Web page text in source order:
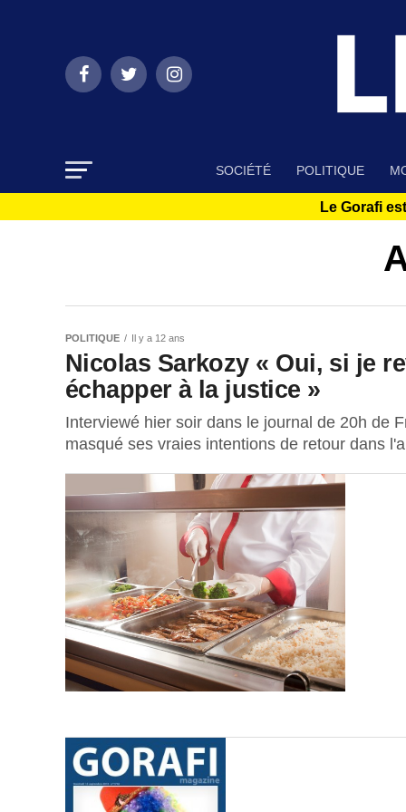
SOCIÉTÉ POLITIQUE
Le Gorafi
POLITIQUE Il y a 12 ans
Nicolas Sarkozy « Oui, si je
échapper à la justice »
Interviewé hier soir dans le journal de 20h de
masqué ses vraies intentions de retour dans